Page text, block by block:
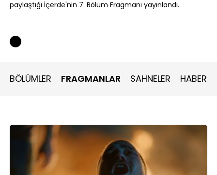
paylaştığı İçerde'nin 7. Bölüm Fragmanı yayınlandı.
BÖLÜMLER FRAGMANLAR SAHNELER